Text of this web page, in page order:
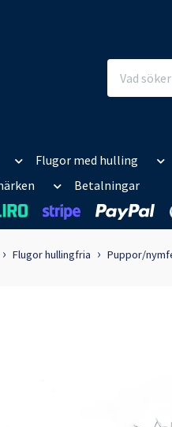
Flugor med hulling
Betalningar
Flugor hullingfria Puppor/